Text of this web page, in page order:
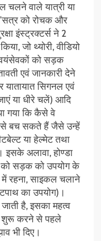
चलने वाले यात्री या
को रोचक और
इंस्ट्रक्टर्स ने 2
जो थ्योरी, वीडियो
को सड़क
एवं जानकारी देने
सिगनल एवं
या धीरे चलें) आदि
गया कि कैसे वे
से बच सकते हैं जैसे उन्हें
या हेल्मेट तथा
इसके अलावा, होण्डा
को सड़क को उपयोग के
में रहना, साइकल चलाने
का उपयोग)।
है, इसका महत्व
शुरू करने से पहले
भी दिए।